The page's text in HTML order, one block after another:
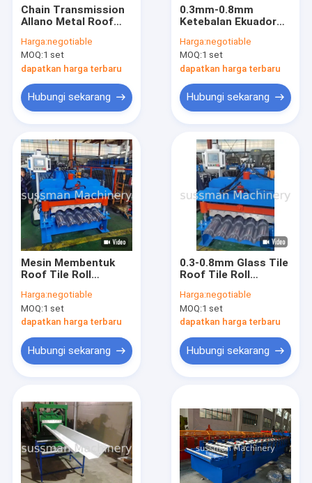
Produk
Video
Tentang kami
Chain Transmission
Allano Metal Roof
Machine Untuk
Kecepatan Produksi
Kecepatan Kerja 5-6
Meter/menit
Harga:negotiable
MOQ:1 set
dapatkan harga terbaru
Hubungi sekarang
0.3mm-0.8mm
Ketebalan Ekuador
Trapezoidal Roof
Tile Roll Forming
Machine
Harga:negotiable
MOQ:1 set
dapatkan harga terbaru
Hubungi sekarang
Mesin Membentuk
Roof Tile Roll
0.3-0.8mm
Harga:negotiable
MOQ:1 set
dapatkan harga terbaru
Hubungi sekarang
0.3-0.8mm Glass Tile
Roof Tile Roll
Dengan 17 Stasiun
Harga:negotiable
MOQ:1 set
dapatkan harga terbaru
Hubungi sekarang